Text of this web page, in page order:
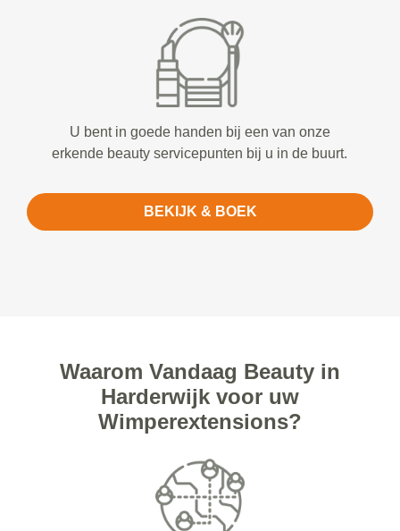
U bent in goede handen bij een van onze
erkende beauty servicepunten bij u in de buurt.
BEKIJK & BOEK
Waarom Vandaag Beauty in
Harderwijk voor uw
Wimperextensions?